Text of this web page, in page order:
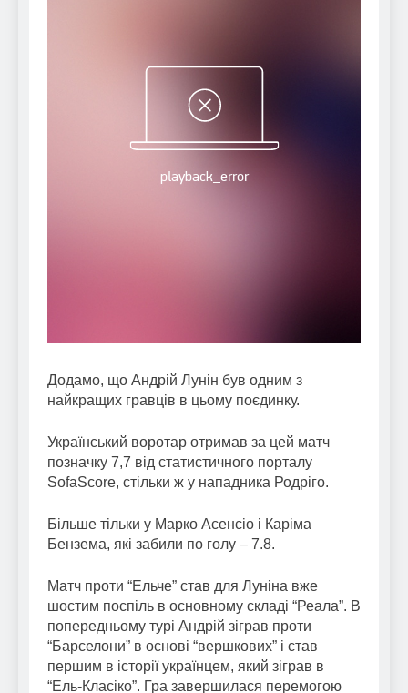
Додамо, що Андрій Лунін був одним з
найкращих гравців в цьому поєдинку.
Український воротар отримав за цей матч
позначку 7,7 від статистичного порталу
SofaScore, стільки ж у нападника Родріго.
Більше тільки у Марко Асенсіо і Каріма
Бензема, які забили по голу – 7.8.
Матч проти “Ельче” став для Луніна вже
шостим поспіль в основному складі “Реала”. В
попередньому турі Андрій зіграв проти
“Барселони” в основі “вершкових” і став
першим в історії українцем, який зіграв в
“Ель-Класіко”. Гра завершилася перемогою